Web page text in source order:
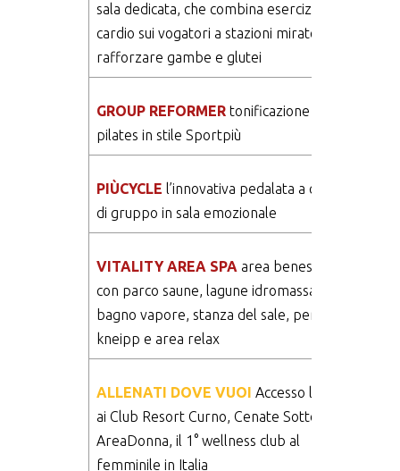
sala dedicata, che combina esercizi
cardio sui vogatori a stazioni mirate per
rafforzare gambe e glutei
GROUP REFORMER tonificazione e
pilates in stile Sportpiù
PIÙCYCLE l’innovativa pedalata a colori
di gruppo in sala emozionale
VITALITY AREA SPA area benessere
con parco saune, lagune idromassaggi,
bagno vapore, stanza del sale, percorso
kneipp e area relax
ALLENATI DOVE VUOI Accesso libero
ai Club Resort Curno, Cenate Sotto e
AreaDonna, il 1° wellness club al
femminile in Italia